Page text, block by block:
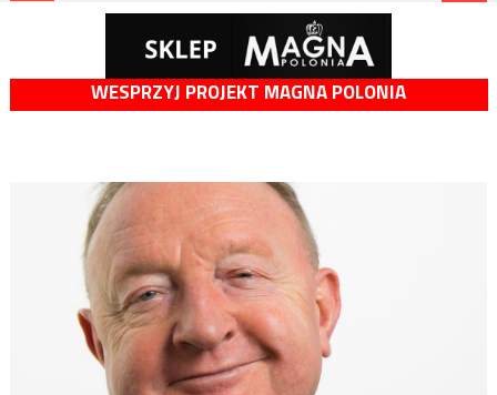
WESPRZYJ PROJEKT MAGNA POLONIA